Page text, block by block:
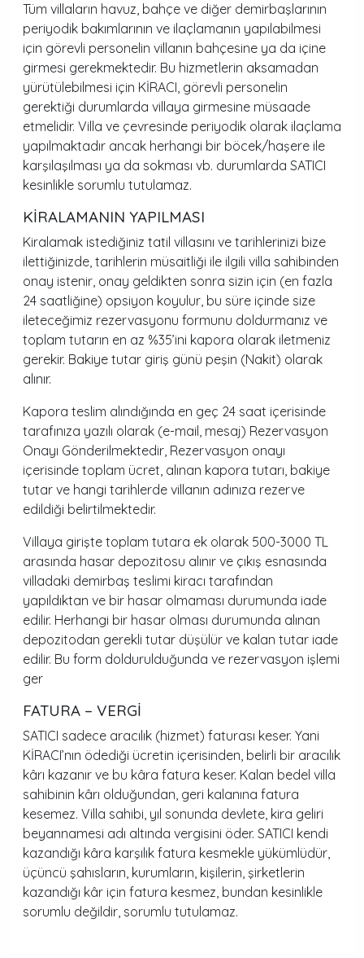
Tüm villaların havuz, bahçe ve diğer demirbaşlarının
periyodik bakımlarının ve ilaçlamanın yapılabilmesi
için görevli personelin villanın bahçesine ya da içine
girmesi gerekmektedir. Bu hizmetlerin aksamadan
yürütülebilmesi için KİRACI, görevli personelin
gerektiği durumlarda villaya girmesine müsaade
etmelidir. Villa ve çevresinde periyodik olarak ilaçlama
yapılmaktadır ancak herhangi bir böcek/haşere ile
karşılaşılması ya da sokması vb. durumlarda SATICI
kesinlikle sorumlu tutulamaz.
KİRALAMANIN YAPILMASI
Kiralamak istediğiniz tatil villasını ve tarihlerinizi bize
ilettiğinizde, tarihlerin müsaitliği ile ilgili villa sahibinden
onay istenir, onay geldikten sonra sizin için (en fazla
24 saatliğine) opsiyon koyulur, bu süre içinde size
ileteceğimiz rezervasyonu formunu doldurmanız ve
toplam tutarın en az %35’ini kapora olarak iletmeniz
gerekir. Bakiye tutar giriş günü peşin (Nakit) olarak
alınır.
Kapora teslim alındığında en geç 24 saat içerisinde
tarafınıza yazılı olarak (e-mail, mesaj) Rezervasyon
Onayı Gönderilmektedir, Rezervasyon onayı
içerisinde toplam ücret, alınan kapora tutarı, bakiye
tutar ve hangi tarihlerde villanın adınıza rezerve
edildiği belirtilmektedir.
Villaya girişte toplam tutara ek olarak 500-3000 TL
arasında hasar depozitosu alınır ve çıkış esnasında
villadaki demirbaş teslimi kiracı tarafından
yapıldıktan ve bir hasar olmaması durumunda iade
edilir. Herhangi bir hasar olması durumunda alınan
depozitodan gerekli tutar düşülür ve kalan tutar iade
edilir. Bu form doldurulduğunda ve rezervasyon işlemi
ger
FATURA – VERGİ
SATICI sadece aracılık (hizmet) faturası keser. Yani
KİRACI’nın ödediği ücretin içerisinden, belirli bir aracılık
kârı kazanır ve bu kâra fatura keser. Kalan bedel villa
sahibinin kârı olduğundan, geri kalanına fatura
kesemez. Villa sahibi, yıl sonunda devlete, kira geliri
beyannamesi adı altında vergisini öder. SATICI kendi
kazandığı kâra karşılık fatura kesmekle yükümlüdür,
üçüncü şahısların, kurumların, kişilerin, şirketlerin
kazandığı kâr için fatura kesmez, bundan kesinlikle
sorumlu değildir, sorumlu tutulamaz.